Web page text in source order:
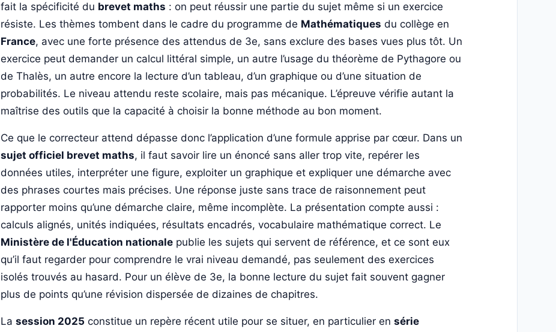
fait la spécificité du brevet maths : on peut réussir une partie du sujet même si un exercice
résiste. Les thèmes tombent dans le cadre du programme de Mathématiques du collège en
France, avec une forte présence des attendus de 3e, sans exclure des bases vues plus tôt. Un
exercice peut demander un calcul littéral simple, un autre l’usage du théorème de Pythagore ou
de Thalès, un autre encore la lecture d’un tableau, d’un graphique ou d’une situation de
probabilités. Le niveau attendu reste scolaire, mais pas mécanique. L’épreuve vérifie autant la
maîtrise des outils que la capacité à choisir la bonne méthode au bon moment.
Ce que le correcteur attend dépasse donc l’application d’une formule apprise par cœur. Dans un
sujet officiel brevet maths, il faut savoir lire un énoncé sans aller trop vite, repérer les
données utiles, interpréter une figure, exploiter un graphique et expliquer une démarche avec
des phrases courtes mais précises. Une réponse juste sans trace de raisonnement peut
rapporter moins qu’une démarche claire, même incomplète. La présentation compte aussi :
calculs alignés, unités indiquées, résultats encadrés, vocabulaire mathématique correct. Le
Ministère de l'Éducation nationalepublie les sujets qui servent de référence, et ce sont eux
qu’il faut regarder pour comprendre le vrai niveau demandé, pas seulement des exercices
isolés trouvés au hasard. Pour un élève de 3e, la bonne lecture du sujet fait souvent gagner
plus de points qu’une révision dispersée de dizaines de chapitres.
La session 2025 constitue un repère récent utile pour se situer, en particulier en série